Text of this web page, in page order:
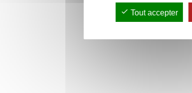
Tout accepter